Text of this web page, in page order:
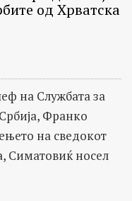
од Хрватска
на Службата за
Франко
на сведокот
Симатовиќ носел